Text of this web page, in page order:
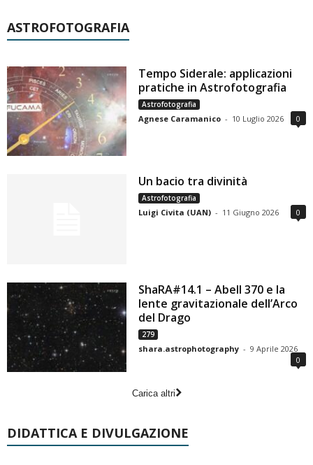
ASTROFOTOGRAFIA
Tempo Siderale: applicazioni
pratiche in Astrofotografia
Astrofotografia
Agnese Caramanico - 10 Luglio 2026 0
Un bacio tra divinità
Astrofotografia
Luigi Civita (UAN) - 11 Giugno 2026 0
ShaRA#14.1 – Abell 370 e la
lente gravitazionale dell’Arco
del Drago
279
shara.astrophotography - 9 Aprile 2026
0
Carica altri
DIDATTICA E DIVULGAZIONE